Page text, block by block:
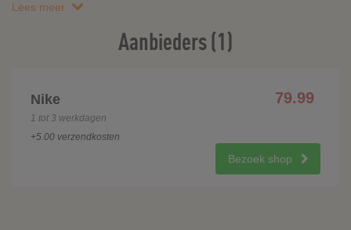
Lees meer
Aanbieders (1)
Nike 79.99
1 tot 3 werkdagen
+5.00 verzendkosten
Bezoek shop